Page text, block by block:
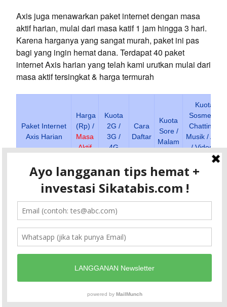
Axis juga menawarkan paket internet dengan masa
aktif harian, mulai dari masa katif 1 jam hingga 3 hari.
Karena harganya yang sangat murah, paket ini pas
bagi yang ingin hemat dana. Terdapat 40 paket
internet Axis harian yang telah kami urutkan mulai dari
masa aktif tersingkat & harga termurah
Paket Internet
Axis Harian
Harga
(Rp) /
Masa
Aktif
Kuota
2G /
3G /
4G
Cara
Daftar
Kuota
Sore /
Malam
Kuota
Sosmed /
Chatting /
Musik / App
/ Video /
Game
WARNET 1
JAM 1GB
490 /
1 jam
1GB
Axis
WARNET 2
JAM 2GB
1.290
/2 jam
2GB
Axis
WARNET 3
1.890
/3
jam
3GB
My
6 jam
Axis